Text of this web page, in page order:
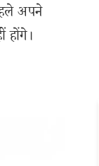
अपने
होंगे।